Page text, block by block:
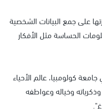
على جمع البيانات الشخصية
الحساسة مثل الأفكار
كولومبيا، عالم الأحياء
وخياله وعواطفه